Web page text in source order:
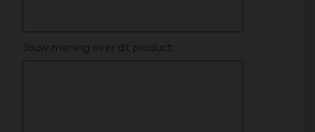
Jouw mening over dit product: